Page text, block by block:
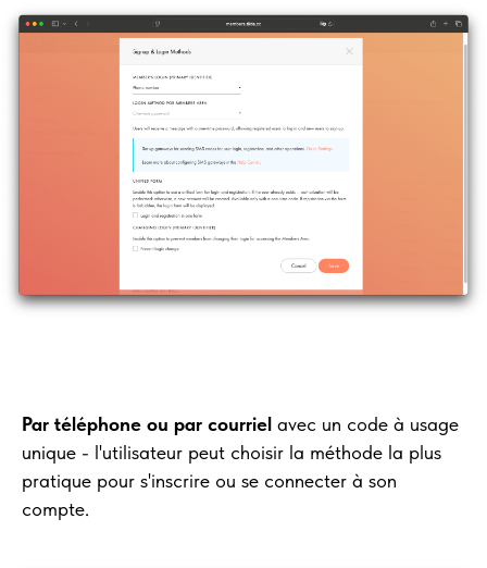
Par téléphone ou par courriel avec un code à usage
unique - l'utilisateur peut choisir la méthode la plus
pratique pour s'inscrire ou se connecter à son
compte.